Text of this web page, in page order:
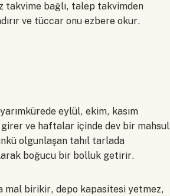
takvime bağlı, talep takvimden
ve tüccar onu ezbere okur.
eylül, ekim, kasım
ve haftalar içinde dev bir mahsul
olgunlaşan tahıl tarlada
boğucu bir bolluk getirir.
mal birikir, depo kapasitesi yetmez,